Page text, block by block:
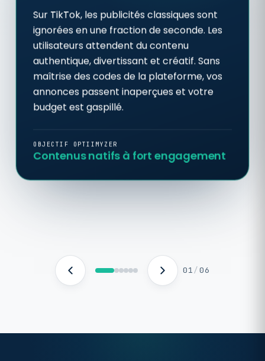
Sur TikTok, les publicités classiques sont
ignorées en une fraction de seconde. Les
utilisateurs attendent du contenu
authentique, divertissant et créatif. Sans
maîtrise des codes de la plateforme, vos
annonces passent inaperçues et votre
budget est gaspillé.
Contenus natifs à fort engagement
OBJECTIF OPTIIMYZER
01/06